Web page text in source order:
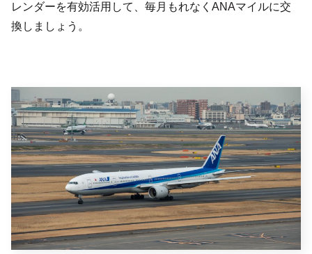
レンダーを有効活用して、毎月もれなくANAマイルに交
換しましょう。